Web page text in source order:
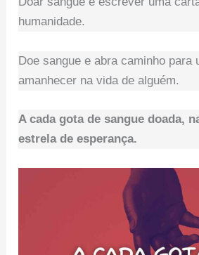
humanidade.
Doe sangue e abra caminho para
amanhecer na vida de alguém.
A cada gota de sangue doada,
estrela de esperança.